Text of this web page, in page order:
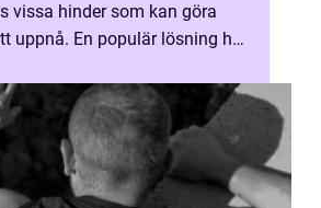
vissa hinder som kan göra
uppnå. En populär lösning har